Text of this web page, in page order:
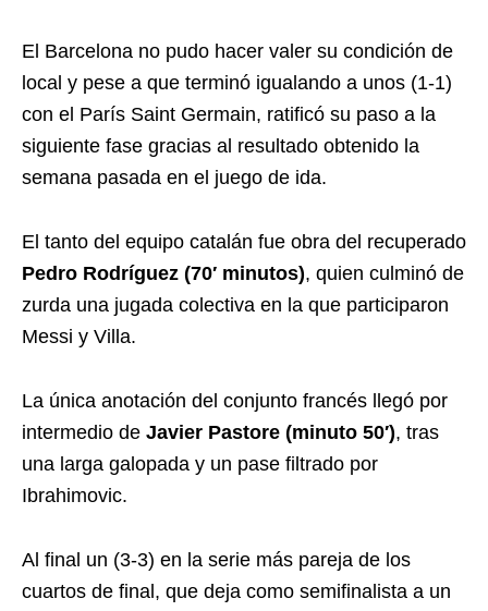
El Barcelona no pudo hacer valer su condición de
local y pese a que terminó igualando a unos (1-1)
con el París Saint Germain, ratificó su paso a la
siguiente fase gracias al resultado obtenido la
semana pasada en el juego de ida.
El tanto del equipo catalán fue obra del recuperado
Pedro Rodríguez (70′ minutos), quien culminó de
zurda una jugada colectiva en la que participaron
Messi y Villa.
La única anotación del conjunto francés llegó por
intermedio de Javier Pastore (minuto 50′), tras
una larga galopada y un pase filtrado por
Ibrahimovic.
Al final un (3-3) en la serie más pareja de los
cuartos de final, que deja como semifinalista a un